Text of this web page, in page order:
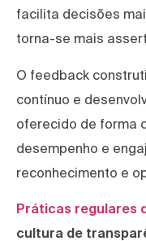
facilita decisões
torna-se mais
O feedback
contínuo e
oferecido de forma
desempenho e
reconhecimento e
Práticas regulares
cultura de